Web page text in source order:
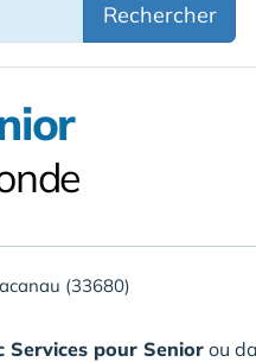
Rechercher
(33680)
Services pour Seniorou